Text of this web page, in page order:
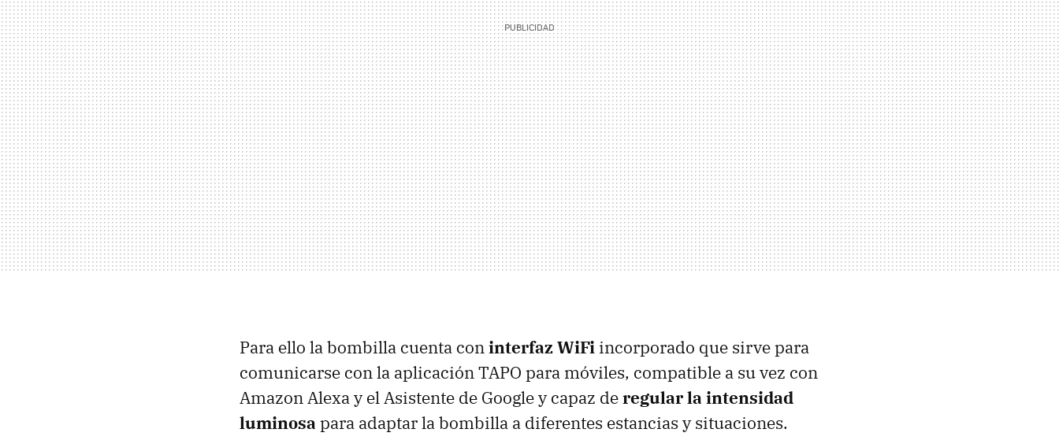
Para ello la bombilla cuenta coninterfaz WiFi incorporado que sirve para
comunicarse con la aplicación TAPO para móviles, compatible a su vez con
Amazon Alexa y el Asistente de Google y capaz deregular la intensidad
luminosa para adaptar la bombilla a diferentes estancias y situaciones.